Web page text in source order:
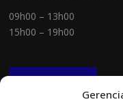
09h00 – 13h00
15h00 – 19h00
NEWSLETTER